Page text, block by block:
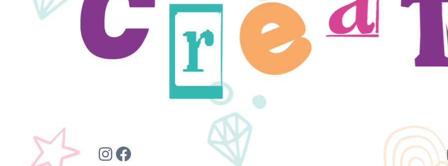
Instagram Facebook